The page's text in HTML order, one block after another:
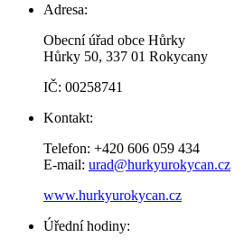
Adresa:
Obecní úřad obce Hůrky
Hůrky 50, 337 01 Rokycany
IČ: 00258741
Kontakt:
Telefon: +420 606 059 434
E-mail: urad@hurkyurokycan.cz
www.hurkyurokycan.cz
Úřední hodiny: